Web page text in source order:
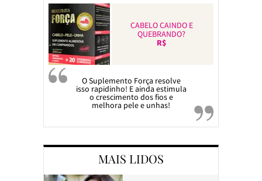
CABELO CAINDO E
QUEBRANDO?
R$
O Suplemento Força resolve
isso rapidinho! E ainda estimula
o crescimento dos fios e
melhora pele e unhas!
MAIS LIDOS